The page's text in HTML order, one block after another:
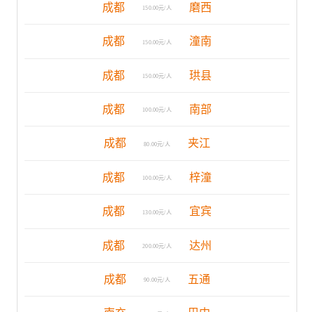
成都 150.00元/人 磨西
成都 150.00元/人 潼南
成都 150.00元/人 珙县
成都 100.00元/人 南部
成都 80.00元/人 夹江
成都 100.00元/人 梓潼
成都 130.00元/人 宜宾
成都 200.00元/人 达州
成都 90.00元/人 五通